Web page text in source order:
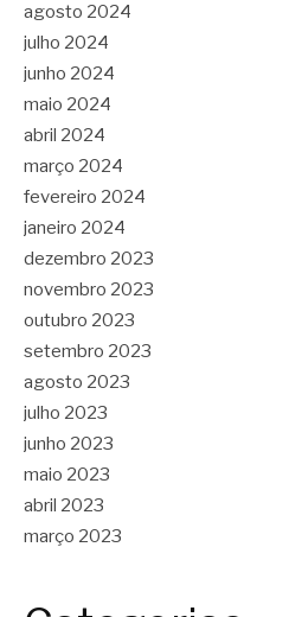
agosto 2024
julho 2024
junho 2024
maio 2024
abril 2024
março 2024
fevereiro 2024
janeiro 2024
dezembro 2023
novembro 2023
outubro 2023
setembro 2023
agosto 2023
julho 2023
junho 2023
maio 2023
abril 2023
março 2023